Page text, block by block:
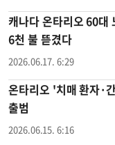
캐나다 온타리오 60대
6천 불 뜯겼다
2026.06.17. 6:29
온타리오 '치매 환자·
출범
2026.06.15. 6:16